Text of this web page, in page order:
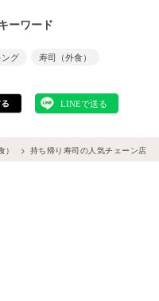
ーワード
グ 寿司（外食）
持ち帰り寿司の人気チェーン店